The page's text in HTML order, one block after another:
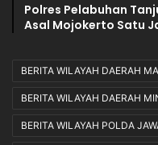
Polres Pelabuhan
Asal Mojokerto Satu
BERITA WILAYAH DAERAH
BERITA WILAYAH DAERAH
BERITA WILAYAH POLDA